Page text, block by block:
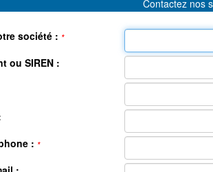
Contactez nos
société : *
ou SIREN :
: *